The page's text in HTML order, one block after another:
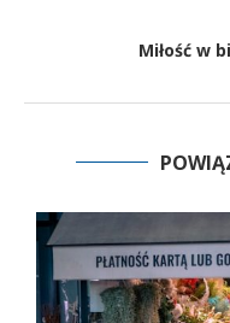
Miłość w